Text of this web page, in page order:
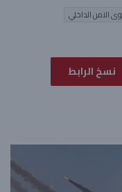
الامن الداخلي
نسخ الرابط